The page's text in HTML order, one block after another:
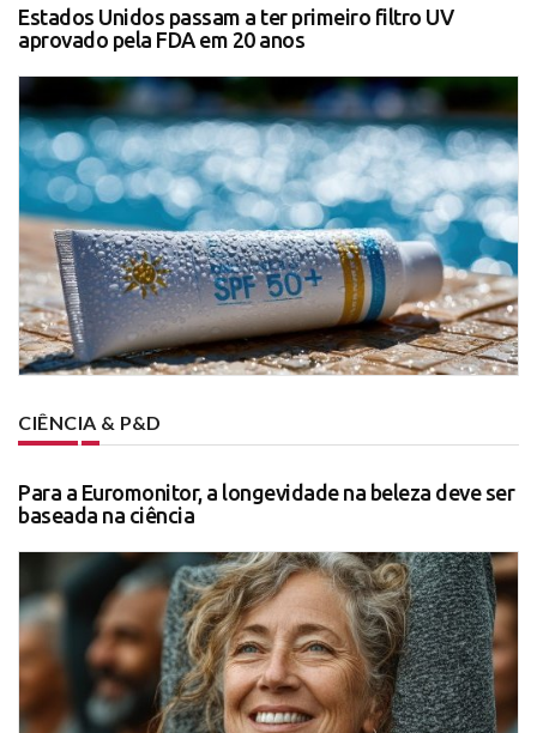
Estados Unidos passam a ter primeiro filtro UV
aprovado pela FDA em 20 anos
CIÊNCIA & P&D
Para a Euromonitor, a longevidade na beleza deve ser
baseada na ciência